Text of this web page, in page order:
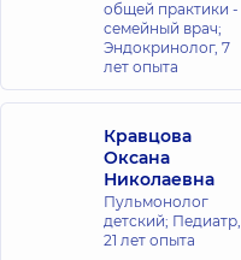
общей практики -
семейный врач;
Эндокринолог, 7
лет опыта
Кравцова
Оксана
Николаевна
Пульмонолог
детский; Педиатр,
21 лет опыта